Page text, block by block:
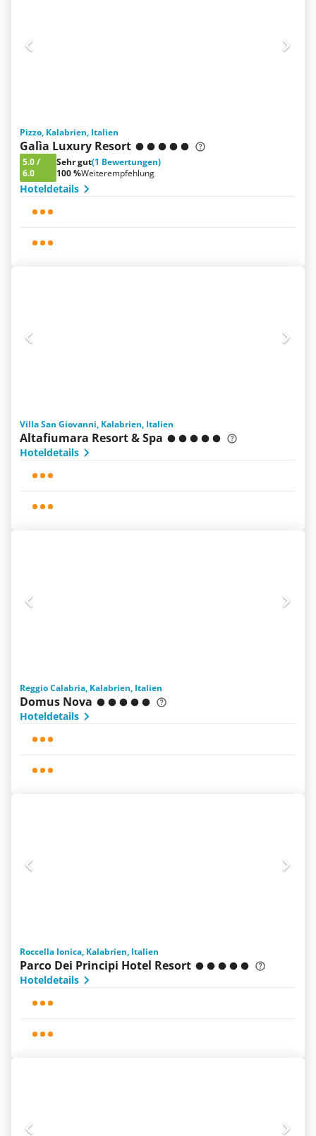
Pizzo, Kalabrien, Italien
Galìa Luxury Resort
5.0/
6.0
Sehr gut(1 Bewertungen)
100 %Weiterempfehlung
Hoteldetails
Villa San Giovanni, Kalabrien, Italien
Altafiumara Resort & Spa
Hoteldetails
Reggio Calabria, Kalabrien, Italien
Domus Nova
Hoteldetails
Roccella Ionica, Kalabrien, Italien
Parco Dei Principi Hotel Resort
Hoteldetails